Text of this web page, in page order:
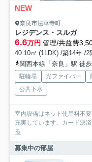
NEW
奈良市法華寺町
レジデンス・スルガ
6.6万円 管理/共益費
40.10㎡ (1LDK) /築14年 /2
関西本線「奈良」駅 徒
駐輪場 光ファイバー
公共下水
室内設備はネット使用料不
充実しています。カード決
る
募集中の部屋